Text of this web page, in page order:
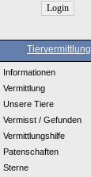
Tiervermittlung
Informationen
Vermittlung
Unsere Tiere
Vermisst / Gefunden
Vermittlungshilfe
Patenschaften
Sterne